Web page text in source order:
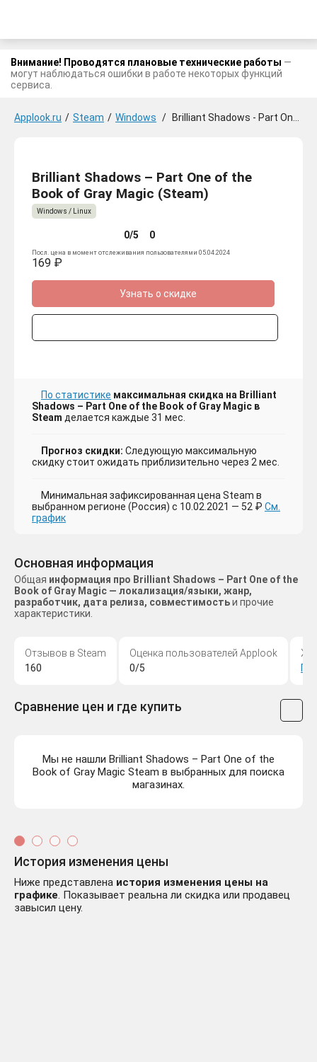
Внимание! Проводятся плановые технические работы —
могут наблюдаться ошибки в работе некоторых функций
сервиса.
Applook.ru / Steam / Windows / Brilliant Shadows - Part One of the Book of Gray Magic
Brilliant Shadows – Part One of the
Book of Gray Magic (Steam)
Windows / Linux
0/5 0
Посл. цена в момент отслеживания пользователями 05.04.2024
169 ₽
Узнать о скидке
По статистике максимальная скидка на Brilliant
Shadows – Part One of the Book of Gray Magic в
Steam делается каждые 31 мес.
Прогноз скидки: Следующую максимальную
скидку стоит ожидать приблизительно через 2 мес.
Минимальная зафиксированная цена Steam в
выбранном регионе (Россия) с 10.02.2021 — 52 ₽ См.
график
Основная информация
Общая информация про Brilliant Shadows – Part One of the
Book of Gray Magic — локализация/языки, жанр,
разработчик, дата релиза, совместимостьи прочие
характеристики.
Отзывов в Steam
160
Оценка пользователей Applook
0/5
Сравнение цен и где купить
Мы не нашли Brilliant Shadows – Part One of the
Book of Gray Magic Steam в выбранных для поиска
магазинах.
История изменения цены
Ниже представлена история изменения цены на
графике. Показывает реальна ли скидка или продавец
завысил цену.